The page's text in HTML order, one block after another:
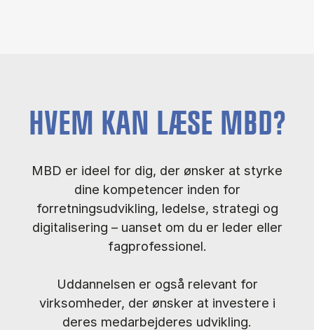
HVEM KAN LÆSE MBD?
MBD er ideel for dig, der ønsker at styrke
dine kompetencer inden for
forretningsudvikling, ledelse, strategi og
digitalisering – uanset om du er leder eller
fagprofessionel.
Uddannelsen er også relevant for
virksomheder, der ønsker at investere i
deres medarbejderes udvikling.